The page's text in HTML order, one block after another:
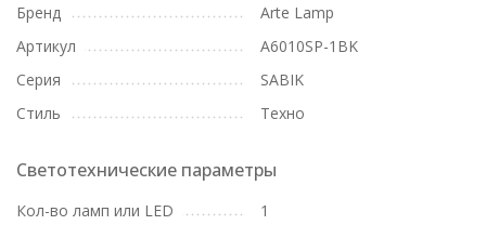
Бренд
Arte Lamp
Артикул
A6010SP-1BK
Серия
SABIK
Стиль
Техно
Светотехнические параметры
Кол-во ламп или LED
1